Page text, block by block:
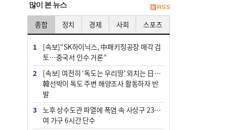
部)’에 생기는 악성 종양이다. 간동맥
문맥 림프절 담
많이 본 뉴스
종합 정치 경제 사회 스포츠
1
[속보]“SK하이닉스, 中패키징공장 매각 검
토…중국서 인수 거론”
2
[속보] 여전히 ‘독도는 우리땅’ 외치는 日…
韓선박이 독도 주변 해양조사 활동하자 반
발
3
노후 상수도관 파열에 폭염 속 사상구 2300
여 가구 6시간 단수